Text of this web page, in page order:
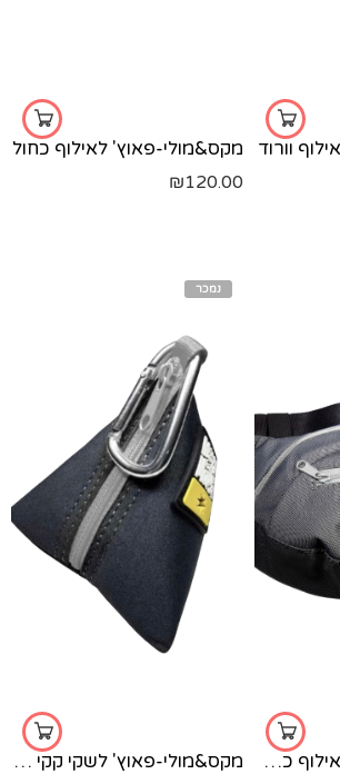
וורוד
מקס&מולי-פאוץ' לאילוף כחול
₪120.00
מקס&מולי-פאוץ' לאילוף כסוף
נמכר
מקס&מולי-פאוץ' לשקי קקי אפור